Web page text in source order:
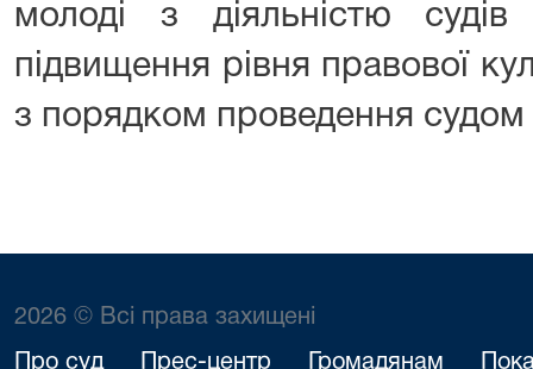
молоді з діяльністю судів
підвищення рівня правової
з порядком проведення судом
2026 © Всі права захищені
Про суд Прес-центр Громадянам